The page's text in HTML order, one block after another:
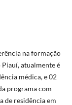
na formação
Piauí, atualmente é
médica, e 02
programa com
de residência em